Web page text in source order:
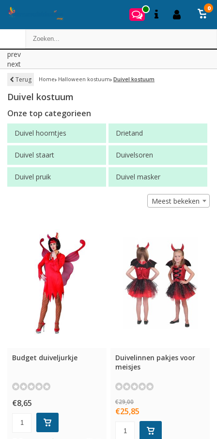
0
prev
next
Terug Home Halloween kostuum Duivel kostuum
Duivel kostuum
Onze top categorieen
Duivel hoorntjes Drietand
Duivel staart Duivelsoren
Duivel pruik Duivel masker
Meest bekeken
Budget duiveljurkje
€8,65
Duivelinnen pakjes voor
meisjes
€29,00
€25,85